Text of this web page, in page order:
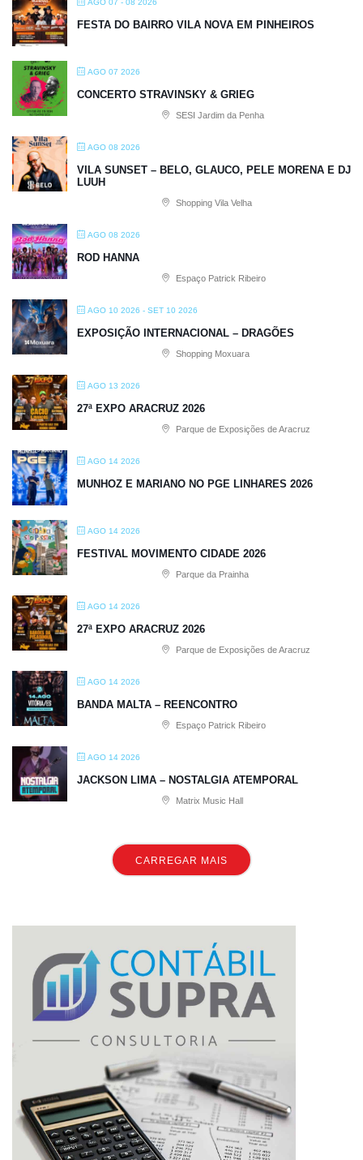
AGO 07 - 08 2026
FESTA DO BAIRRO VILA NOVA EM PINHEIROS
AGO 07 2026
CONCERTO STRAVINSKY & GRIEG
SESI Jardim da Penha
AGO 08 2026
VILA SUNSET – BELO, GLAUCO, PELE MORENA E DJ
LUUH
Shopping Vila Velha
AGO 08 2026
ROD HANNA
Espaço Patrick Ribeiro
AGO 10 2026 - SET 10 2026
EXPOSIÇÃO INTERNACIONAL – DRAGÕES
Shopping Moxuara
AGO 13 2026
27ª EXPO ARACRUZ 2026
Parque de Exposições de Aracruz
AGO 14 2026
MUNHOZ E MARIANO NO PGE LINHARES 2026
AGO 14 2026
FESTIVAL MOVIMENTO CIDADE 2026
Parque da Prainha
AGO 14 2026
27ª EXPO ARACRUZ 2026
Parque de Exposições de Aracruz
AGO 14 2026
BANDA MALTA – REENCONTRO
Espaço Patrick Ribeiro
AGO 14 2026
JACKSON LIMA – NOSTALGIA ATEMPORAL
Matrix Music Hall
CARREGAR MAIS